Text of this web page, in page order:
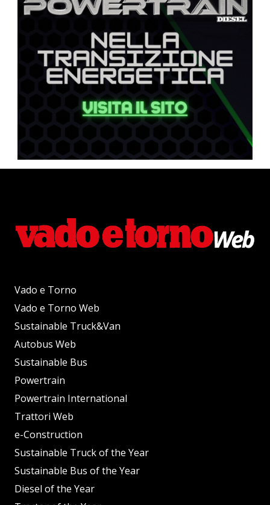
Vado e Torno
Vado e Torno Web
Sustainable Truck&Van
Autobus Web
Sustainable Bus
Powertrain
Powertrain International
Trattori Web
e-Construction
Sustainable Truck of the Year
Sustainable Bus of the Year
Diesel of the Year